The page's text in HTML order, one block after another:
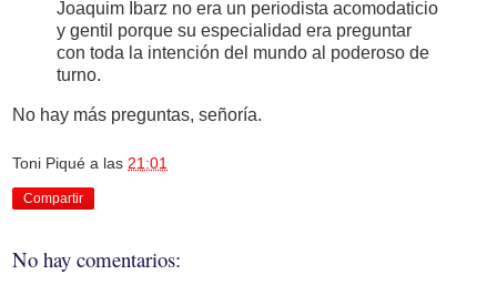
Joaquim Ibarz no era un periodista acomodaticio
y gentil porque su especialidad era preguntar
con toda la intención del mundo al poderoso de
turno.
No hay más preguntas, señoría.
Toni Piqué a las 21:01
Compartir
No hay comentarios: